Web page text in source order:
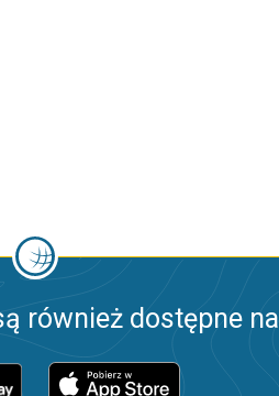
również dostępne na